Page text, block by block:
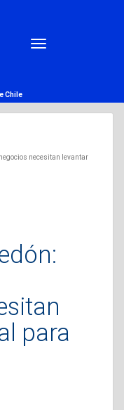
Chile
necesitan levantar
para